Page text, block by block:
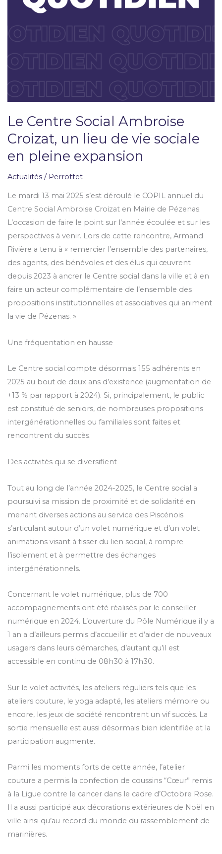
Le Centre Social Ambroise
Croizat, un lieu de vie sociale
en pleine expansion
Actualités/ Perrottet
Le mardi 13 mai 2025 s’est déroulé le COPIL annuel du
Centre Social Ambroise Croizat en Mairie de Pézenas.
L’occasion de faire le point sur l’année écoulée et sur les
perspectives à venir. Lors de cette rencontre, Armand
Rivière a tenu à « remercier l’ensemble des partenaires,
des agents, des bénévoles et des élus qui œuvrent
depuis 2023 à ancrer le Centre social dans la ville et à en
faire un acteur complémentaire de l’ensemble des
propositions institutionnelles et associatives qui animent
la vie de Pézenas. »
Une fréquentation en hausse
Le Centre social compte désormais 155 adhérents en
2025 au bout de deux ans d’existence (augmentation de
+13 % par rapport à 2024). Si, principalement, le public
est constitué de seniors, de nombreuses propositions
intergénérationnelles ou familiales sont faites et
rencontrent du succès.
Des activités qui se diversifient
Tout au long de l’année 2024-2025, le Centre social a
poursuivi sa mission de proximité et de solidarité en
menant diverses actions au service des Piscénois
s’articulant autour d’un volet numérique et d’un volet
animations visant à tisser du lien social, à rompre
l’isolement et à permettre des échanges
intergénérationnels.
Concernant le volet numérique, plus de 700
accompagnements ont été réalisés par le conseiller
numérique en 2024. L’ouverture du Pôle Numérique il y a
1 an a d’ailleurs permis d’accueillir et d’aider de nouveaux
usagers dans leurs démarches, d’autant qu’il est
accessible en continu de 08h30 à 17h30.
Sur le volet activités, les ateliers réguliers tels que les
ateliers couture, le yoga adapté, les ateliers mémoire ou
encore, les jeux de société rencontrent un vif succès. La
sortie mensuelle est aussi désormais bien identifiée et la
participation augmente.
Parmi les moments forts de cette année, l’atelier
couture a permis la confection de coussins “Cœur” remis
à la Ligue contre le cancer dans le cadre d’Octobre Rose.
Il a aussi participé aux décorations extérieures de Noël en
ville ainsi qu’au record du monde du rassemblement de
marinières.
en
expansion